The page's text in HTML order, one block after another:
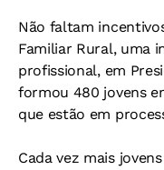
Não faltam
Familiar Rural, uma
profissional, em
formou 480 jovens
que estão em
Cada vez mais